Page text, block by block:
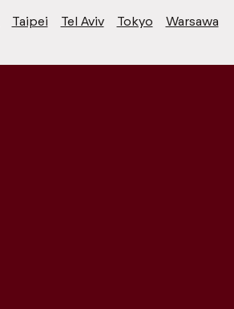
Taipei Tel Aviv Tokyo Warsawa